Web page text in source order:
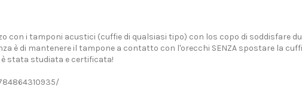
i tamponi acustici (cuffie di qualsiasi tipo) con los copo di soddisfare
è di mantenere il tampone a contatto con l'orecchi SENZA spostare la
stata studiata e certificata!